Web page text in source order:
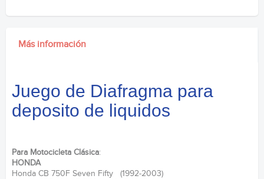
Más información
Juego de Diafragma para
deposito de liquidos
Para Motocicleta Clásica:
HONDA
Honda CB 750F Seven Fifty (1992-2003)